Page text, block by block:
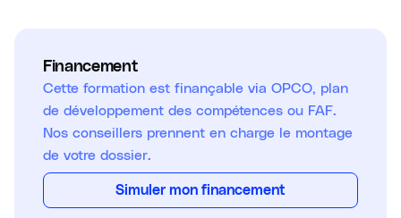
Financement
Cette formation est finançable via OPCO, plan
de développement des compétences ou FAF.
Nos conseillers prennent en charge le montage
de votre dossier.
Simuler mon financement